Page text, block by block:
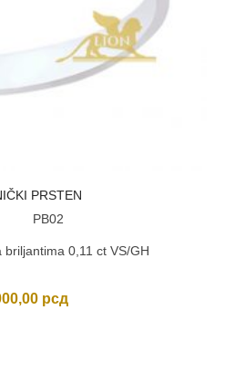
PRSTEN
PB02
briljantima 0,11 ct VS/GH
рсд